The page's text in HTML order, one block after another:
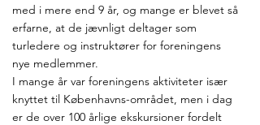
med i mere end 9 år, og mange er blevet så
erfarne, at de jævnligt deltager som
turledere og instruktører for foreningens
nye medlemmer.
I mange år var foreningens aktiviteter især
knyttet til Københavns-området, men i dag
er de over 100 årlige ekskursioner fordelt